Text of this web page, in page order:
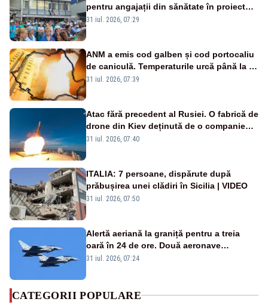
pentru angajații din sănătate în proiectul
Legii salarizării
31 iul. 2026, 07:29
ANM a emis cod galben și cod portocaliu
de caniculă. Temperaturile urcă până la 38
de grade, iar nopțile devin tropicale
31 iul. 2026, 07:39
Atac fără precedent al Rusiei. O fabrică de
drone din Kiev deținută de o companie
americană, distrusă de o rachetă
31 iul. 2026, 07:40
ITALIA: 7 persoane, dispărute după
prăbușirea unei clădiri în Sicilia | VIDEO
31 iul. 2026, 07:50
Alertă aeriană la graniță pentru a treia
oară în 24 de ore. Două aeronave
Eurofighter britanice au fost ridicate de la
31 iul. 2026, 07:24
CATEGORII POPULARE